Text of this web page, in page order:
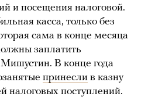
и посещения налоговой.
касса, только без
сама в конце месяца
заплатить
Мишустин. В конце года
принесли в казну
налоговых поступлений.